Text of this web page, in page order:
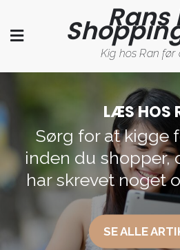
content
Rans
Kig hos Ran før
LÆS HOS
Sørg for at kigge
inden du shopper,
har skrevet noget
SE ALLE